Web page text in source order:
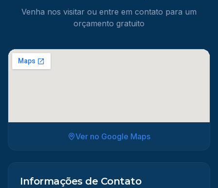
Venha nos visitar ou entre em contato para um
orçamento gratuito
Ver no Google Maps
Informações de Contato